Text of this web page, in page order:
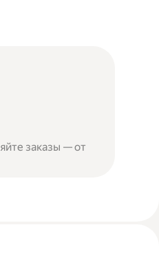
заказы — от